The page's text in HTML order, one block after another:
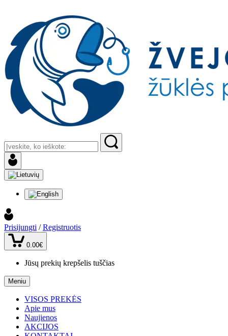
Prisijungti / Registruotis
0.00€
Jūsų prekių krepšelis tuščias
Meniu
VISOS PREKĖS
Apie mus
Naujienos
AKCIJOS